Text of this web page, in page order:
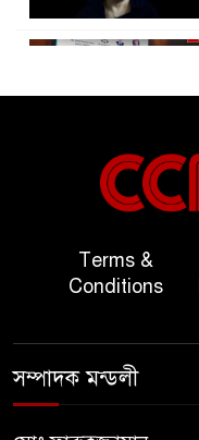
Terms &
Conditions
সম্পাদক মন্ডলী